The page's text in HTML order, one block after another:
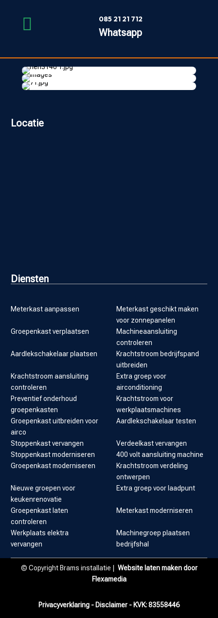
 085 21 21 712
Whatsapp
Locatie
Diensten
Meterkast aanpassen
Meterkast geschikt maken
voor zonnepanelen
Groepenkast verplaatsen
Machineaansluiting
controleren
Aardlekschakelaar plaatsen
Krachtstroom bedrijfspand
uitbreiden
Krachtstroom aansluiting
controleren
Extra groep voor
airconditioning
Preventief onderhoud
groepenkasten
Krachtstroom voor
werkplaatsmachines
Groepenkast uitbreiden voor
airco
Aardlekschakelaar testen
Stoppenkast vervangen
Verdeelkast vervangen
Stoppenkast moderniseren
400 volt aansluiting machine
Groepenkast moderniseren
Krachtstroom verdeling
ontwerpen
Nieuwe groepen voor
keukenrenovatie
Extra groep voor laadpunt
Groepenkast laten
controleren
Meterkast moderniseren
Werkplaats elektra
vervangen
Machinegroep plaatsen
bedrijfshal
© Copyright Brams installatie | Website laten maken door
Flexamedia
Privacyverklaring - Disclaimer - KVK:83558446